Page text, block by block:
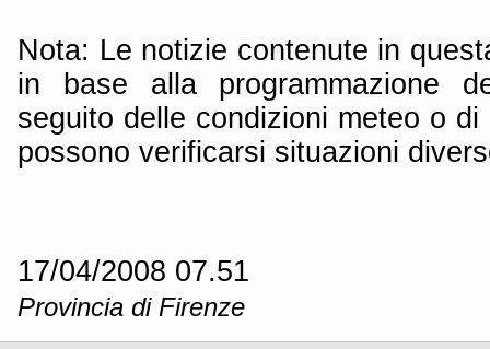
Nota: Le notizie contenute in
in base alla programmazione
seguito delle condizioni meteo o
possono verificarsi situazioni
17/04/2008 07.51
Provincia di Firenze